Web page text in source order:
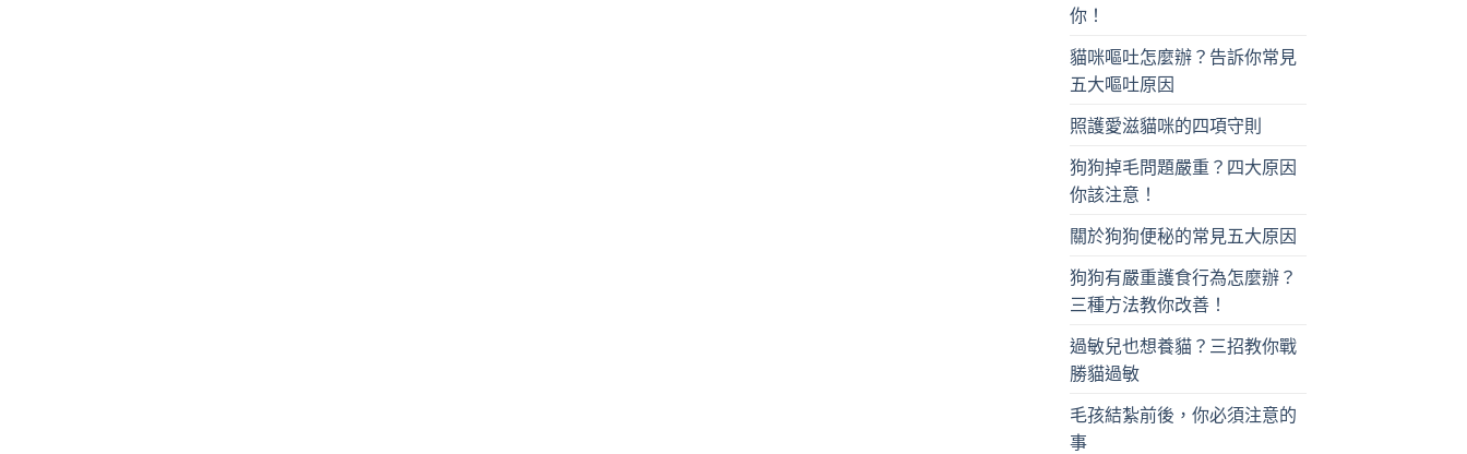
你！
貓咪嘔吐怎麼辦？告訴你常見
五大嘔吐原因
照護愛滋貓咪的四項守則
狗狗掉毛問題嚴重？四大原因
你該注意！
關於狗狗便秘的常見五大原因
狗狗有嚴重護食行為怎麼辦？
三種方法教你改善！
過敏兒也想養貓？三招教你戰
勝貓過敏
毛孩結紮前後，你必須注意的
事